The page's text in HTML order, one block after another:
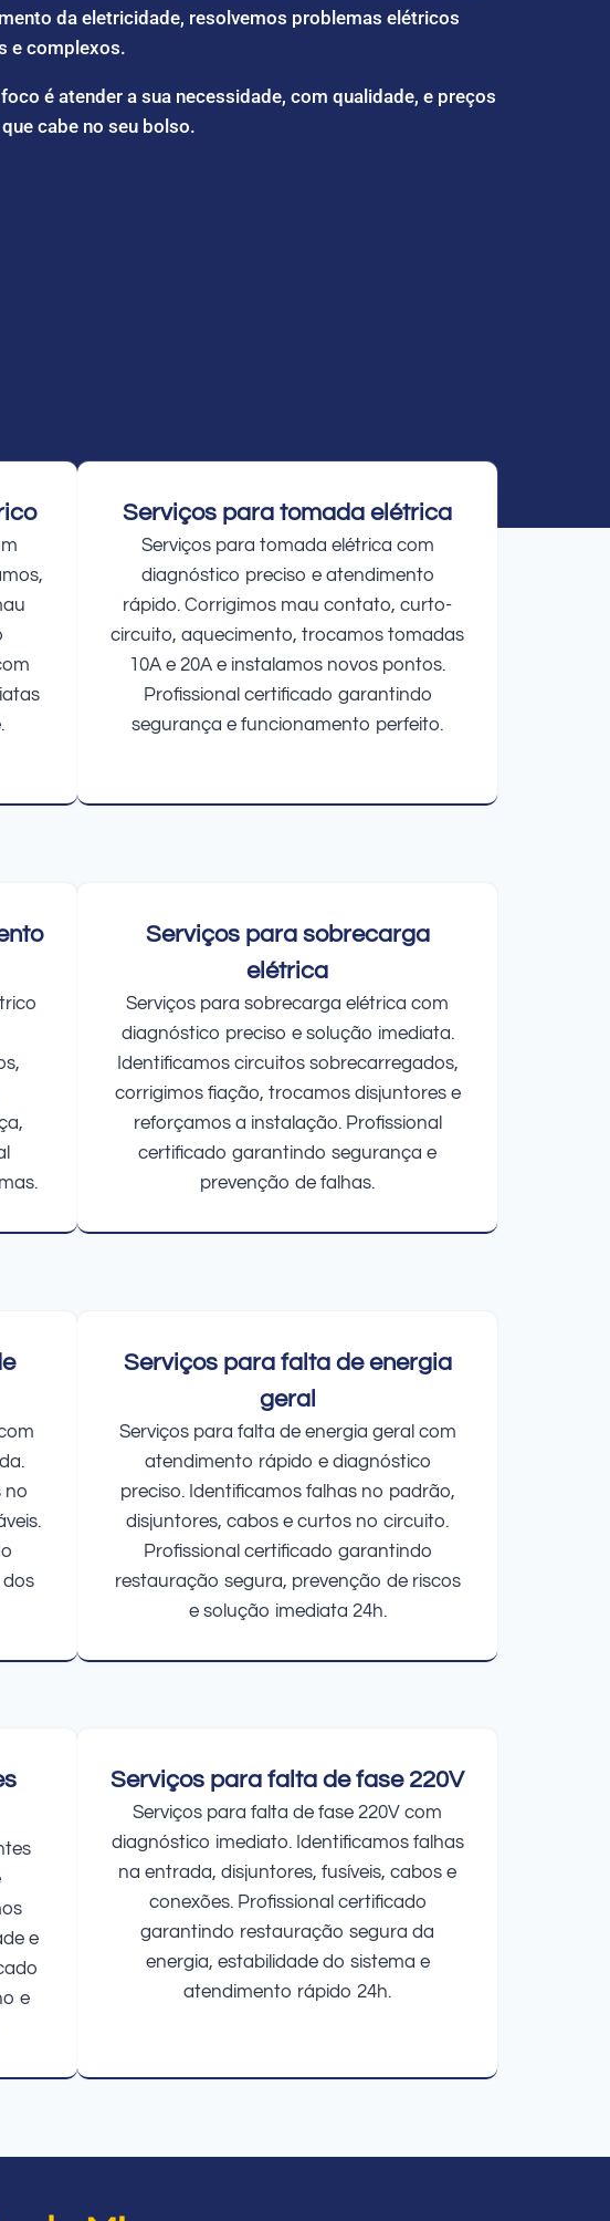
da eletricidade, resolvemos problemas elétricos
e complexos.
é atender a sua necessidade, com qualidade, e preços
cabe no seu bolso.
Serviços para tomada elétrica
Serviços para tomada elétrica com
diagnóstico preciso e atendimento
rápido. Corrigimos mau contato, curto-
circuito, aquecimento, trocamos tomadas
10A e 20A e instalamos novos pontos.
Profissional certificado garantindo
segurança e funcionamento perfeito.
Serviços para sobrecarga
elétrica
Serviços para sobrecarga elétrica com
diagnóstico preciso e solução imediata.
Identificamos circuitos sobrecarregados,
corrigimos fiação, trocamos disjuntores e
reforçamos a instalação. Profissional
certificado garantindo segurança e
prevenção de falhas.
no
Serviços para falta de energia
geral
Serviços para falta de energia geral com
atendimento rápido e diagnóstico
preciso. Identificamos falhas no padrão,
disjuntores, cabos e curtos no circuito.
Profissional certificado garantindo
restauração segura, prevenção de riscos
e solução imediata 24h.
e
e
Serviços para falta de fase 220V
Serviços para falta de fase 220V com
diagnóstico imediato. Identificamos falhas
na entrada, disjuntores, fusíveis, cabos e
conexões. Profissional certificado
garantindo restauração segura da
energia, estabilidade do sistema e
atendimento rápido 24h.